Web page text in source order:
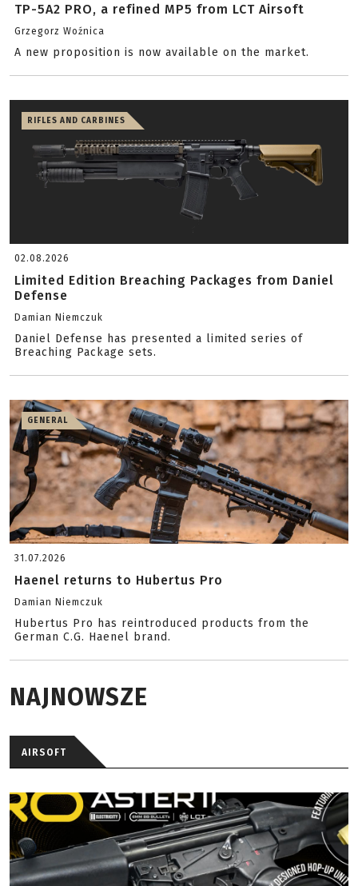
TP-5A2 PRO, a refined MP5 from LCT Airsoft
Grzegorz Woźnica
A new proposition is now available on the market.
RIFLES AND CARBINES
02.08.2026
Limited Edition Breaching Packages from Daniel
Defense
Damian Niemczuk
Daniel Defense has presented a limited series of
Breaching Package sets.
GENERAL
31.07.2026
Haenel returns to Hubertus Pro
Damian Niemczuk
Hubertus Pro has reintroduced products from the
German C.G. Haenel brand.
NAJNOWSZE
AIRSOFT